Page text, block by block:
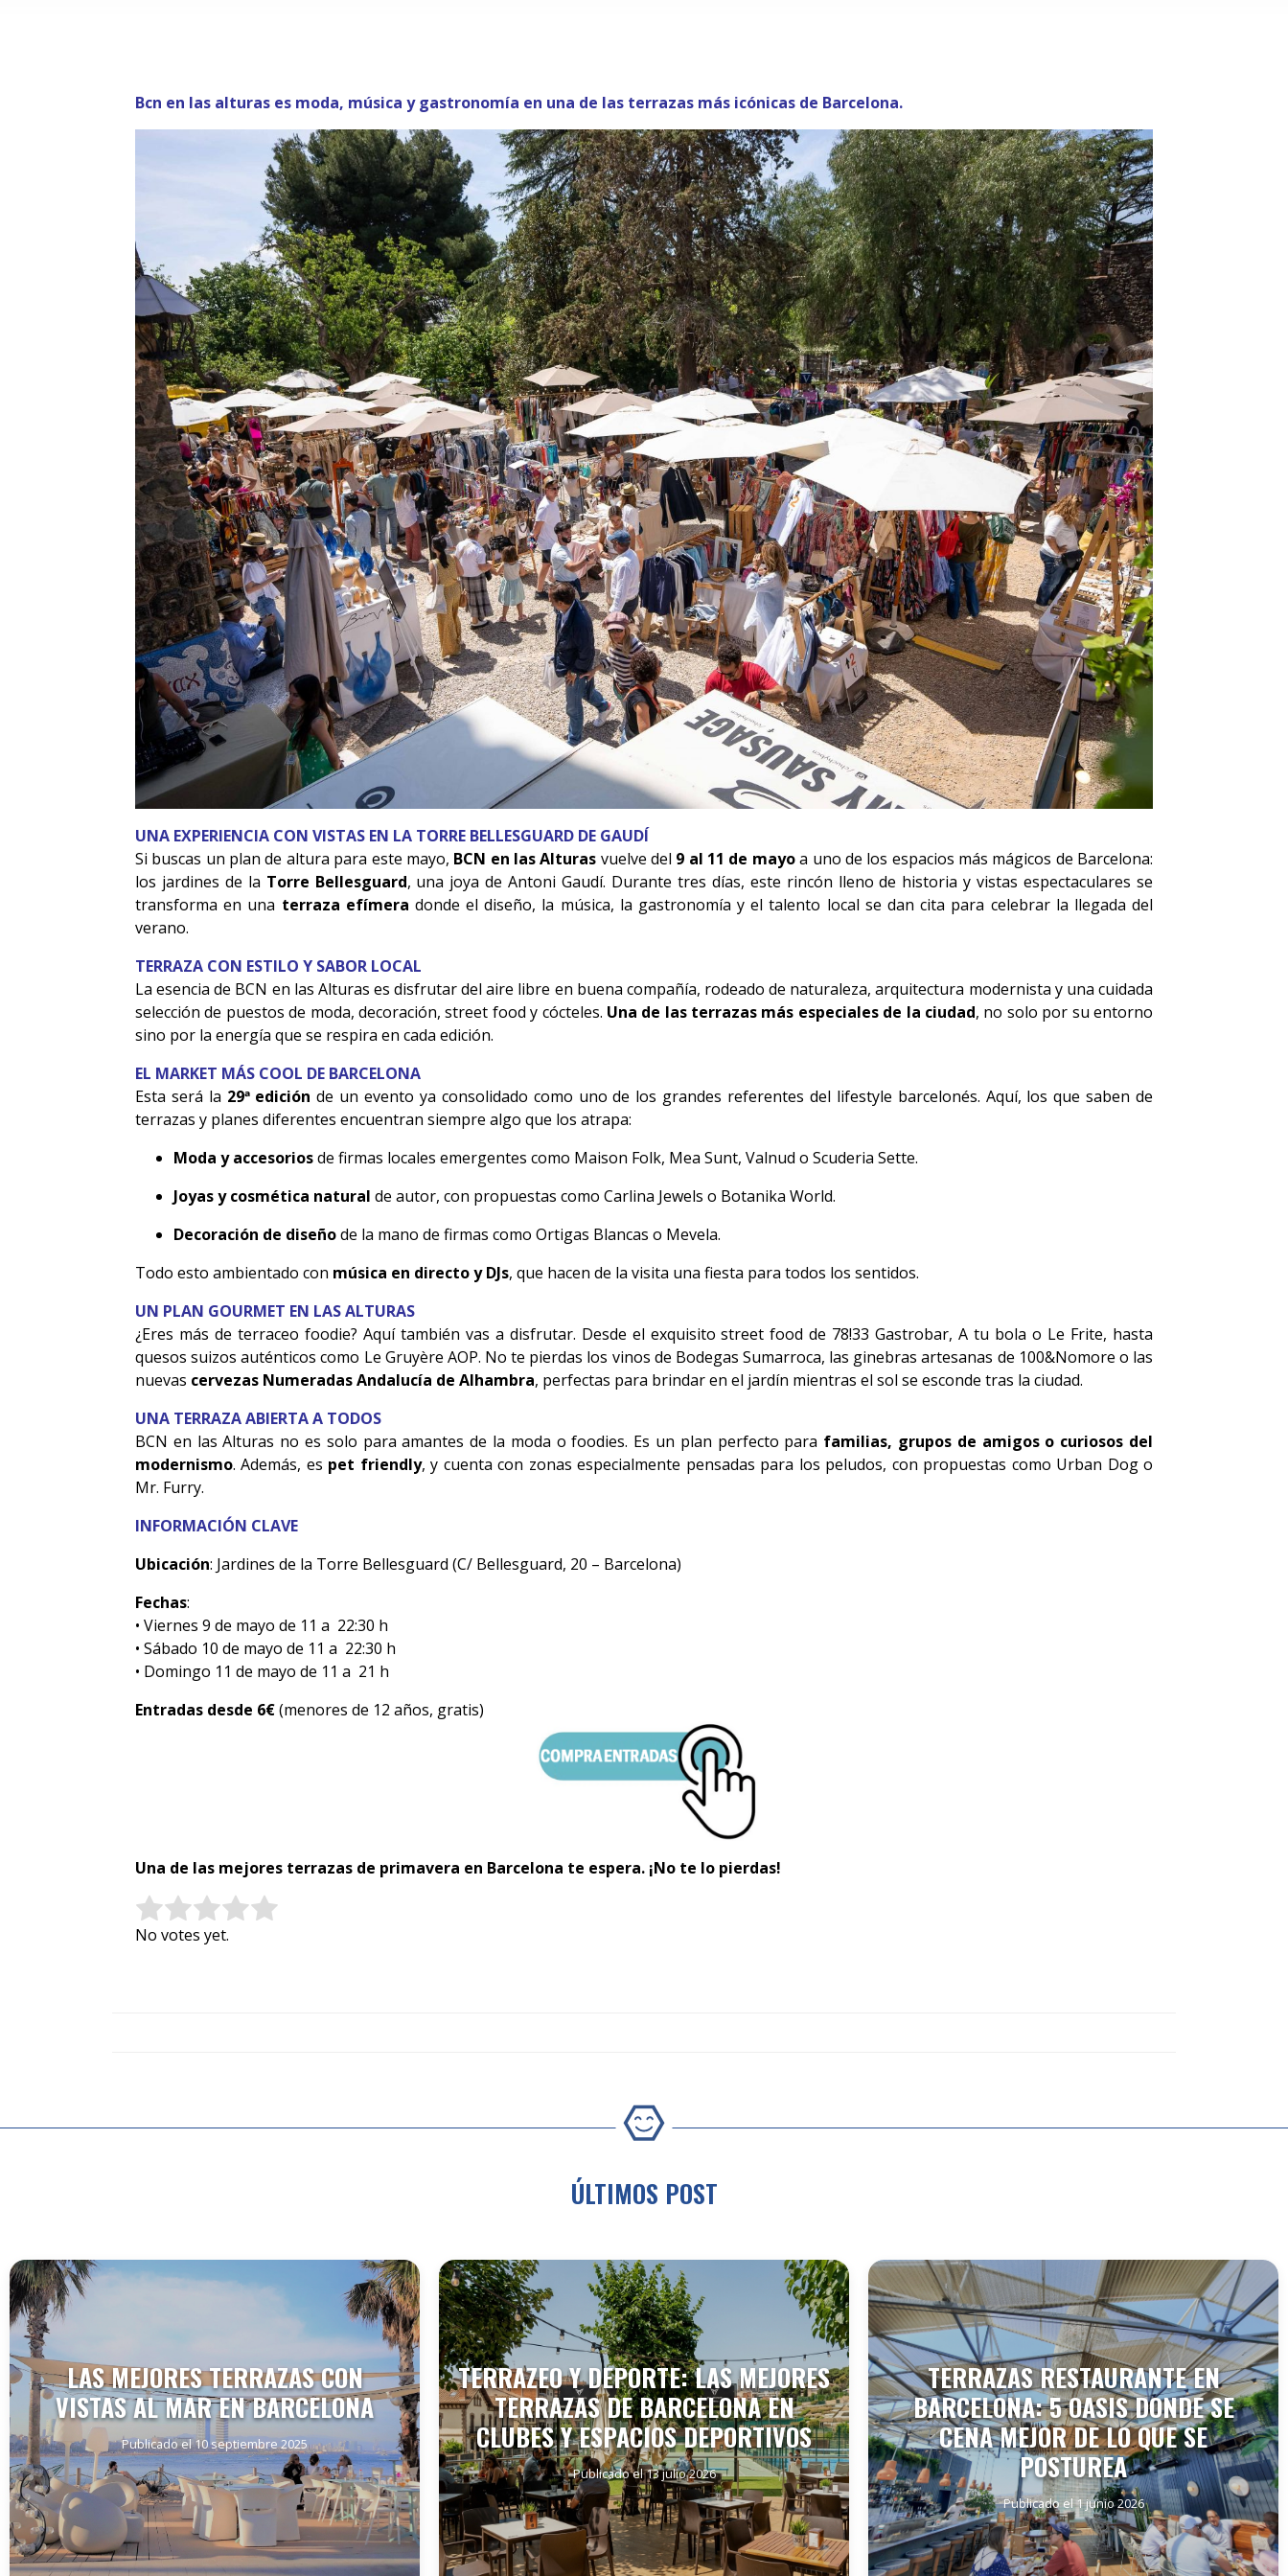
Bcn en las alturas es moda, música y gastronomía en una de las terrazas más icónicas de Barcelona.
UNA EXPERIENCIA CON VISTAS EN LA TORRE BELLESGUARD DE GAUDÍ
Si buscas un plan de altura para este mayo, BCN en las Alturas vuelve del 9 al 11 de mayoa uno de los espacios más mágicos de Barcelona:
los jardines de la Torre Bellesguard, una joya de Antoni Gaudí. Durante tres días, este rincón lleno de historia y vistas espectaculares se
transforma en una terraza efímera donde el diseño, la música, la gastronomía y el talento local se dan cita para celebrar la llegada del
verano.
TERRAZA CON ESTILO Y SABOR LOCAL
La esencia de BCN en las Alturas es disfrutar del aire libre en buena compañía, rodeado de naturaleza, arquitectura modernista y una cuidada
selección de puestos de moda, decoración, street food y cócteles. Una de las terrazas más especiales de la ciudad, no solo por su entorno
sino por la energía que se respira en cada edición.
EL MARKET MÁS COOL DE BARCELONA
Esta será la 29ª edición de un evento ya consolidado como uno de los grandes referentes del lifestyle barcelonés. Aquí, los que saben de
terrazas y planes diferentes encuentran siempre algo que los atrapa:
Moda y accesoriosde firmas locales emergentes como Maison Folk, Mea Sunt, Valnud o Scuderia Sette.
Joyas y cosmética natural de autor, con propuestas como Carlina Jewels o Botanika World.
Decoración de diseñode la mano de firmas como Ortigas Blancas o Mevela.
Todo esto ambientado con música en directo y DJs, que hacen de la visita una fiesta para todos los sentidos.
UN PLAN GOURMET EN LAS ALTURAS
¿Eres más de terraceo foodie? Aquí también vas a disfrutar. Desde el exquisito street food de 78!33 Gastrobar, A tu bola o Le Frite, hasta
quesos suizos auténticos como Le Gruyère AOP. No te pierdas los vinos de Bodegas Sumarroca, las ginebras artesanas de 100&Nomore o las
nuevas cervezas Numeradas Andalucía de Alhambra, perfectas para brindar en el jardín mientras el sol se esconde tras la ciudad.
UNA TERRAZA ABIERTA A TODOS
BCN en las Alturas no es solo para amantes de la moda o foodies. Es un plan perfecto para familias, grupos de amigos o curiosos del
modernismo. Además, es pet friendly, y cuenta con zonas especialmente pensadas para los peludos, con propuestas como Urban Dog o
Mr. Furry.
INFORMACIÓN CLAVE
Ubicación: Jardines de la Torre Bellesguard (C/ Bellesguard, 20 – Barcelona)
Fechas:
• Viernes 9 de mayo de 11 a 22:30 h
• Sábado 10 de mayo de 11 a 22:30 h
• Domingo 11 de mayo de 11 a 21 h
Entradas desde 6€(menores de 12 años, gratis)
Una de las mejores terrazas de primavera en Barcelona te espera. ¡No te lo pierdas!
Rate this item:
No votes yet.
ÚLTIMOS POST
LAS MEJORES TERRAZAS CON
VISTAS AL MAR EN BARCELONA
Publicado el 10 septiembre 2025
TERRAZEO Y DEPORTE: LAS MEJORES
TERRAZAS DE BARCELONA EN
CLUBES Y ESPACIOS DEPORTIVOS
Publicado el 13 julio 2026
TERRAZAS RESTAURANTE EN
BARCELONA: 5 OASIS DONDE SE
CENA MEJOR DE LO QUE SE
POSTUREA
Publicado el 1 junio 2026